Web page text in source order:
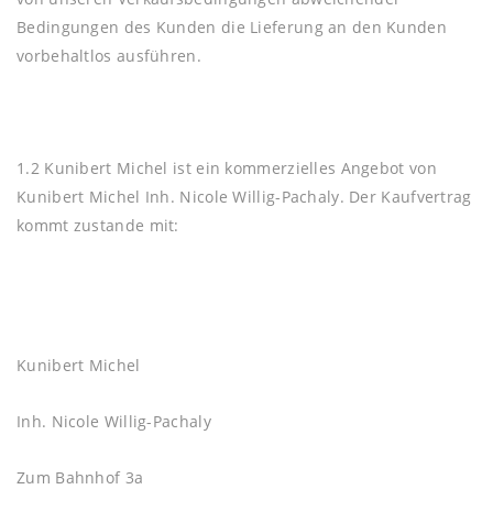
Bedingungen des Kunden die Lieferung an den Kunden
vorbehaltlos ausführen.
1.2 Kunibert Michel ist ein kommerzielles Angebot von
Kunibert Michel Inh. Nicole Willig-Pachaly. Der Kaufvertrag
kommt zustande mit:
Kunibert Michel
Inh. Nicole Willig-Pachaly
Zum Bahnhof 3a